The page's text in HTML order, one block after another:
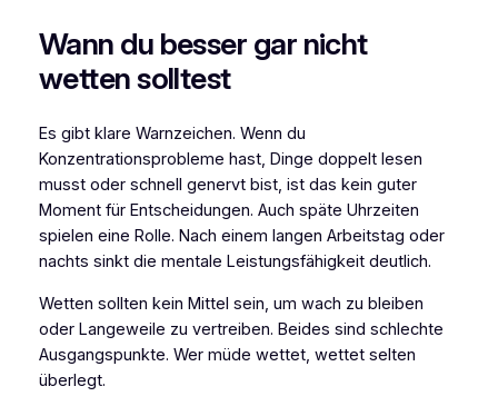
Wann du besser gar nicht
wetten solltest
Es gibt klare Warnzeichen. Wenn du
Konzentrationsprobleme hast, Dinge doppelt lesen
musst oder schnell genervt bist, ist das kein guter
Moment für Entscheidungen. Auch späte Uhrzeiten
spielen eine Rolle. Nach einem langen Arbeitstag oder
nachts sinkt die mentale Leistungsfähigkeit deutlich.
Wetten sollten kein Mittel sein, um wach zu bleiben
oder Langeweile zu vertreiben. Beides sind schlechte
Ausgangspunkte. Wer müde wettet, wettet selten
überlegt.